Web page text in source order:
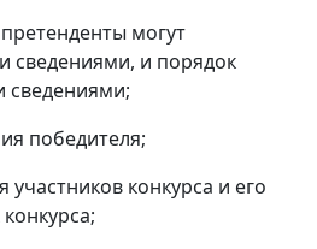
могут
сведениями, и порядок
сведениями;
победителя;
участников конкурса и его